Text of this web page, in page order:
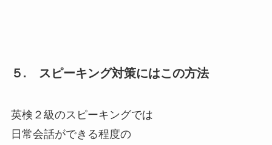
５. スピーキング対策にはこの方法
英検２級のスピーキングでは
日常会話ができる程度の